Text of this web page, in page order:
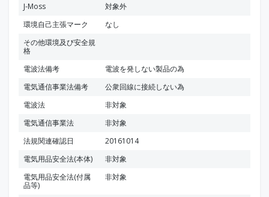
J-Moss
対象外
環境自己主張マーク
なし
その他環境及び安全規
格
電波法備考
電波を発しない製品の為
電気通信事業法備考
公衆回線に接続しない為
電波法
非対象
電気通信事業法
非対象
法規関連確認日
20161014
電気用品安全法(本体)
非対象
電気用品安全法(付属
品等)
非対象